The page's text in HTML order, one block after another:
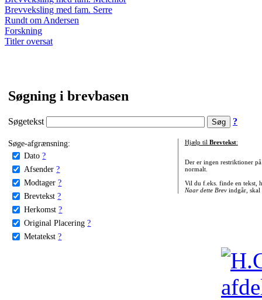
Brevveksling med fam. Serre
Rundt om Andersen
Forskning
Titler oversat
Søgning i brevbasen
Søgetekst ?
Søge-afgrænsning:
Dato ?
Afsender ?
Modtager ?
Brevtekst ?
Herkomst ?
Original Placering ?
Metatekst ?
Hjælp til Brevtekst:
Der er ingen restriktioner
normalt.
Vil du f.eks. finde en tekst,
Naar dette Brevindgår, skal